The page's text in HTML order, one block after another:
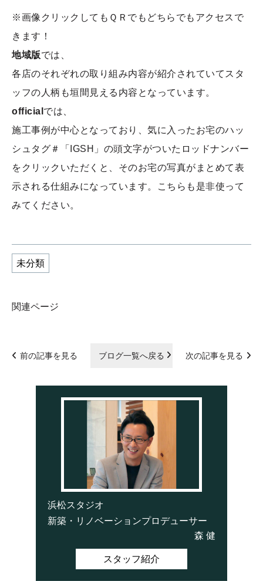
※画像クリックしてもＱＲでもどちらでもアクセスで
きます！
地域版では、
各店のそれぞれの取り組み内容が紹介されていてスタ
ッフの人柄も垣間見える内容となっています。
official では、
施工事例が中心となっており、気に入ったお宅のハッ
シュタグ＃「IGSH」の頭文字がついたロッドナンバー
をクリックいただくと、そのお宅の写真がまとめて表
示される仕組みになっています。こちらも是非使って
みてください。
未分類
関連ページ
前の記事を見る ブログ一覧へ戻る 次の記事を見る
浜松スタジオ
新築・リノベーションプロデューサー
森 健
スタッフ紹介